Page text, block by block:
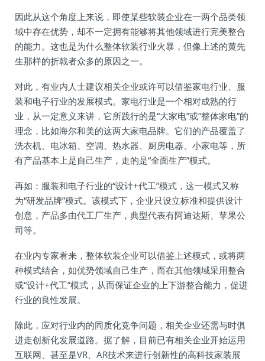
因此从这个角度上来说，即使某些软装企业在一两个品类领
域中存在优势，却不一定拥有能够将其他领域进行完美整合
的能力。这也是为什么整体软装行业火暴，但像上述的黄先
生那样的折戟者众多的原因之一。
对此，有业内人士建议相关企业或许可以借鉴家电行业、服
装和电子行业的发展模式。家电行业是一个相对成熟的行
业，从一定意义来讲，它所践行的是“大家电”或“整体家电”的
理念，比如海尔和美的这两大家电品牌。它们的产品覆盖了
洗衣机、电冰箱、空调、热水器、厨房电器、小家电等，所
有产品基本上是自己生产，走的是“全面生产”模式。
再如：服装和电子行业的“设计+代工”模式，这一模式又称
为“研发品牌”模式。该模式下，企业只设立标准和提供设计
创意，产品多由代工厂生产，典型代表有阿迪达斯、苹果公
司等。
在业内专家看来，整体软装企业可以借鉴上述模式，或将两
种模式结合，如优势领域自己生产，而在其他领域采用整合
或“设计+代工”模式，从而保证企业的上下游整合能力，促进
行业的良性发展。
除此，应对行业内的同质化竞争问题，相关企业还需与时俱
进走创新化发展道路。据了解，目前已有相关企业开始运用
互联网、甚至是VR、AR技术来进行创新性的高科技家装展